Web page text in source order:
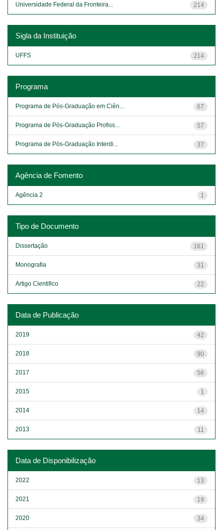
214
Universidade Federal da Fronteira...
Sigla da Instituição
214
UFFS
Programa
67
Programa de Pós-Graduação em Ciên...
57
Programa de Pós-Graduação Profiss...
37
Programa de Pós-Graduação Interdi...
Agência de Fomento
1
Agência 2
Tipo de Documento
161
Dissertação
31
Monografia
22
Artigo Cientifico
Data de Publicação
42
2019
90
2018
56
2017
1
2015
14
2014
11
2013
Data de Disponibilização
13
2022
19
2021
34
2020